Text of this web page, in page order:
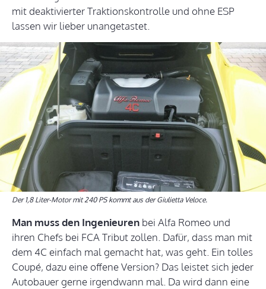
mit deaktivierter Traktionskontrolle und ohne ESP
lassen wir lieber unangetastet.
Der 1,8 Liter-Motor mit 240 PS kommt aus der Giulietta Veloce.
Man muss den Ingenieuren bei Alfa Romeo und
ihren Chefs bei FCA Tribut zollen. Dafür, dass man mit
dem 4C einfach mal gemacht hat, was geht. Ein tolles
Coupé, dazu eine offene Version? Das leistet sich jeder
Autobauer gerne irgendwann mal. Da wird dann eine